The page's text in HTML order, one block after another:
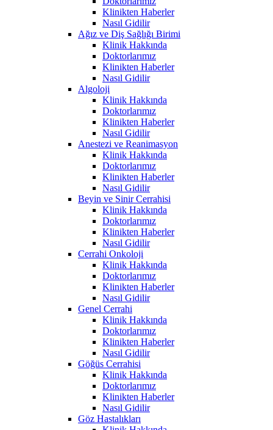
Klinikten Haberler
Nasıl Gidilir
Ağız ve Diş Sağlığı Birimi
Klinik Hakkında
Doktorlarımız
Klinikten Haberler
Nasıl Gidilir
Algoloji
Klinik Hakkında
Doktorlarımız
Klinikten Haberler
Nasıl Gidilir
Anestezi ve Reanimasyon
Klinik Hakkında
Doktorlarımız
Klinikten Haberler
Nasıl Gidilir
Beyin ve Sinir Cerrahisi
Klinik Hakkında
Doktorlarımız
Klinikten Haberler
Nasıl Gidilir
Cerrahi Onkoloji
Klinik Hakkında
Doktorlarımız
Klinikten Haberler
Nasıl Gidilir
Genel Cerrahi
Klinik Hakkında
Doktorlarımız
Klinikten Haberler
Nasıl Gidilir
Göğüs Cerrahisi
Klinik Hakkında
Doktorlarımız
Klinikten Haberler
Nasıl Gidilir
Göz Hastalıkları